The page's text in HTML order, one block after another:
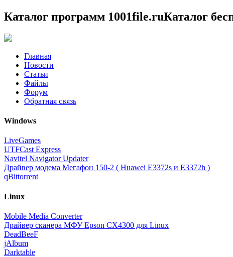
Каталог программ 1001file.ruКаталог
Главная
Новости
Статьи
Файлы
Форум
Обратная связь
Windows
LiveGames
UTFCast Express
Navitel Navigator Updater
Драйвер модема Мегафон 150-2 ( Huawei E3372s и E3372h )
qBittorrent
Linux
Mobile Media Converter
Драйвер сканера МФУ Epson CX4300 для Linux
DeadBeeF
jAlbum
Darktable